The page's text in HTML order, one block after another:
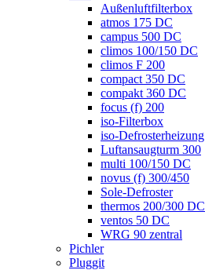
Außenluftfilterbox
atmos 175 DC
campus 500 DC
climos 100/150 DC
climos F 200
compact 350 DC
compakt 360 DC
focus (f) 200
iso-Filterbox
iso-Defrosterheizung
Luftansaugturm 300
multi 100/150 DC
novus (f) 300/450
Sole-Defroster
thermos 200/300 DC
ventos 50 DC
WRG 90 zentral
Pichler
Pluggit